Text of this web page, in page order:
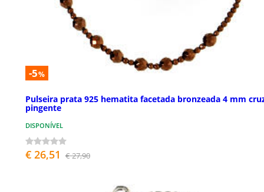
-5%
Pulseira prata 925 hematita facetada bronzeada 4 mm
pingente
DISPONÍVEL
€ 26,51 € 27,90